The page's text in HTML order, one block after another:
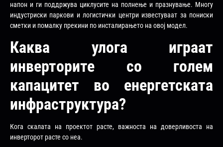
напон и ги поддржува циклусите на полнење и празнување. Многу
индустриски паркови и логистички центри известуваат за пониски
сметки и помалку прекини по инсталирањето на овој модел.
Каква улога играат
инверторите со голем
капацитет во енергетската
инфраструктура?
Кога скалата на проектот расте, важноста на доверливоста на
инверторот расте со неа.